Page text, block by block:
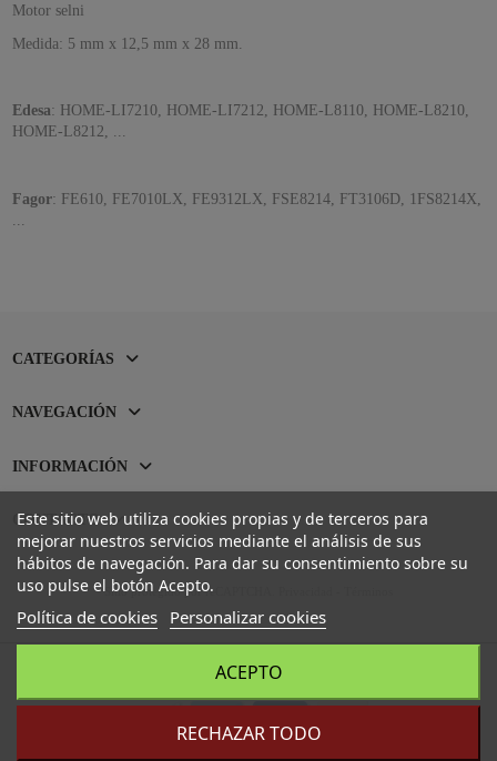
Motor selni
Medida: 5 mm x 12,5 mm x 28 mm.
Edesa: HOME-LI7210, HOME-LI7212, HOME-L8110, HOME-L8210,
HOME-L8212, ...
Fagor: FE610, FE7010LX, FE9312LX, FSE8214, FT3106D, 1FS8214X,
CATEGORÍAS
NAVEGACIÓN
INFORMACIÓN
CONTACTO
Este sitio web utiliza cookies propias y de terceros para
mejorar nuestros servicios mediante el análisis de sus
hábitos de navegación. Para dar su consentimiento sobre su
uso pulse el botón Acepto.
Política de cookies Personalizar cookies
RECHAZAR TODO
ACEPTO
Sitio protegido por reCAPTCHA.